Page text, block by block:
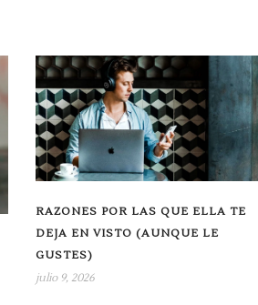
RAZONES POR LAS QUE ELLA TE
DEJA EN VISTO (AUNQUE LE
GUSTES)
julio 9, 2026